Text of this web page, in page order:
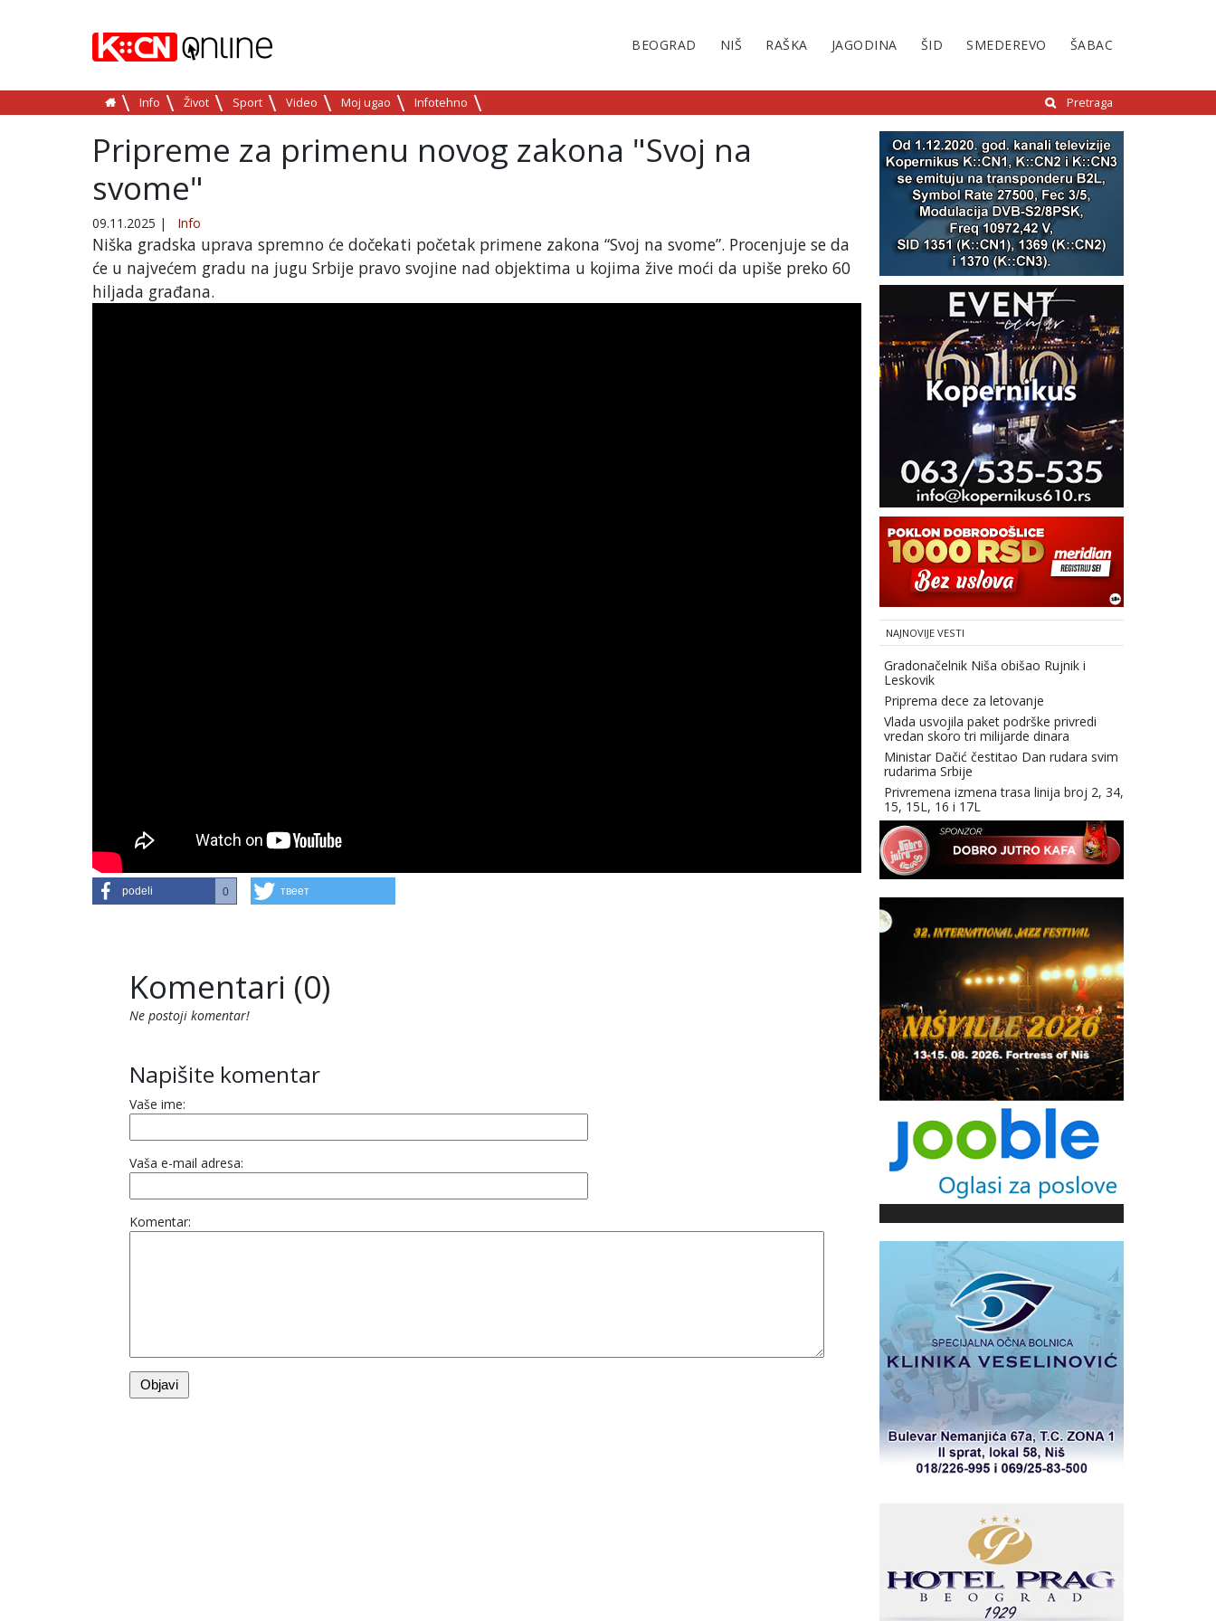
BEOGRAD NIŠ RAŠKA JAGODINA ŠID SMEDEREVO ŠABAC
Info Život Sport Video Moj ugao Infotehno Pretraga
Pripreme za primenu novog zakona "Svoj na
svome"
09.11.2025 | Info
Niška gradska uprava spremno će dočekati početak primene zakona “Svoj na svome”. Procenjuje se da
će u najvećem gradu na jugu Srbije pravo svojine nad objektima u kojima žive moći da upiše preko 60
hiljada građana.
podeli 0 твеет
Komentari (0)
Ne postoji komentar!
Napišite komentar
Vaše ime:
Vaša e-mail adresa:
Komentar:
NAJNOVIJE VESTI
Gradonačelnik Niša obišao Rujnik i
Leskovik
Priprema dece za letovanje
Vlada usvojila paket podrške privredi
vredan skoro tri milijarde dinara
Ministar Dačić čestitao Dan rudara svim
rudarima Srbije
Privremena izmena trasa linija broj 2, 34,
15, 15L, 16 i 17L